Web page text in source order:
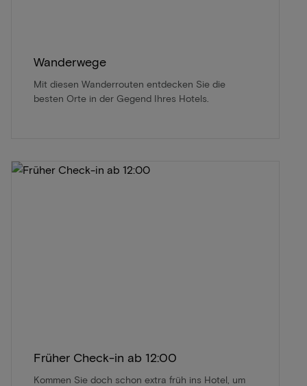
Wanderwege
Mit diesen Wanderrouten entdecken Sie die
besten Orte in der Gegend Ihres Hotels.
Früher Check-in ab 12:00
Kommen Sie doch schon extra früh ins Hotel, um